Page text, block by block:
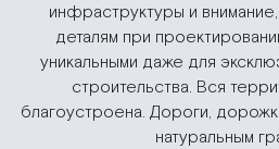
инфраструктуры и
деталям при
уникальными даже для
строительства. Вся
благоустроена. Дороги,
натуральным